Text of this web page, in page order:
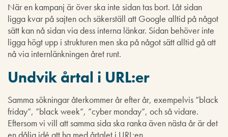
När en kampanj är över ska inte sidan tas bort. Låt sidan
ligga kvar på sajten och säkerställ att Google alltid på något
sätt kan nå sidan via dess interna länkar. Sidan behöver inte
ligga högt upp i strukturen men ska på något sätt alltid gå att
nå via internlänkningen året runt.
Undvik årtal i URL:er
Samma sökningar återkommer år efter år, exempelvis ”black
friday”, ”black week”, ”cyber monday”, och så vidare.
Eftersom vi vill att samma sida ska ranka även nästa år är det
en dålig idé att ha med årtalet i URL:en.